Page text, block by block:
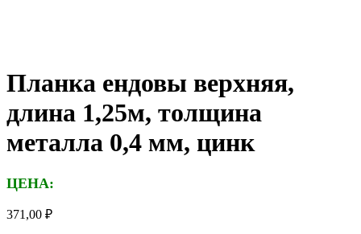
Планка ендовы верхняя,
длина 1,25м, толщина
металла 0,4 мм, цинк
ЦЕНА:
371,00 ₽